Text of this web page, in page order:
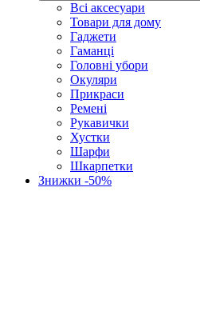
Всі аксесуари
Товари для дому
Гаджети
Гаманці
Головні убори
Окуляри
Прикраси
Ремені
Рукавички
Хустки
Шарфи
Шкарпетки
Знижки -50%